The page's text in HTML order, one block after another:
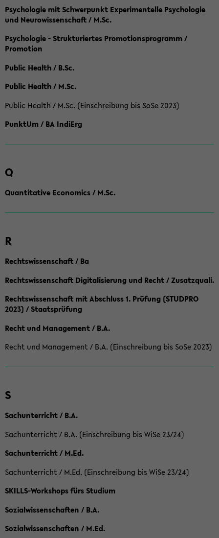
Psychologie mit Schwerpunkt Experimentelle Psychologie
und Neurowissenschaft / M.Sc.
Psychologie - Strukturiertes Promotionsprogramm /
Promotion
Public Health / B.Sc.
Public Health / M.Sc.
Public Health / M.Sc. (Einschreibung bis SoSe 2023)
PunktUm / BA IndiErg
Q
Quantitative Economics / M.Sc.
R
Rechtswissenschaft / Ba
Rechtswissenschaft Digitalisierung und Recht / Zusatzquali.
Rechtswissenschaft mit Abschluss 1. Prüfung (STUDPRO
2023) / Staatsprüfung
Recht und Management / B.A.
Recht und Management / B.A. (Einschreibung bis SoSe 2023)
S
Sachunterricht / B.A.
Sachunterricht / B.A. (Einschreibung bis WiSe 23/24)
Sachunterricht / M.Ed.
Sachunterricht / M.Ed. (Einschreibung bis WiSe 23/24)
SKILLS-Workshops fürs Studium
Sozialwissenschaften / B.A.
Sozialwissenschaften / M.Ed.